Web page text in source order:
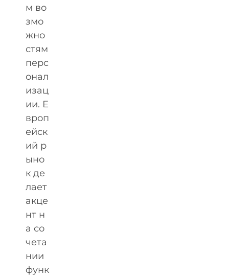
м во
змо
жно
стям
перс
онал
изац
ии. Е
вроп
ейск
ий р
ыно
к де
лает
акце
нт н
а со
чета
нии
функ